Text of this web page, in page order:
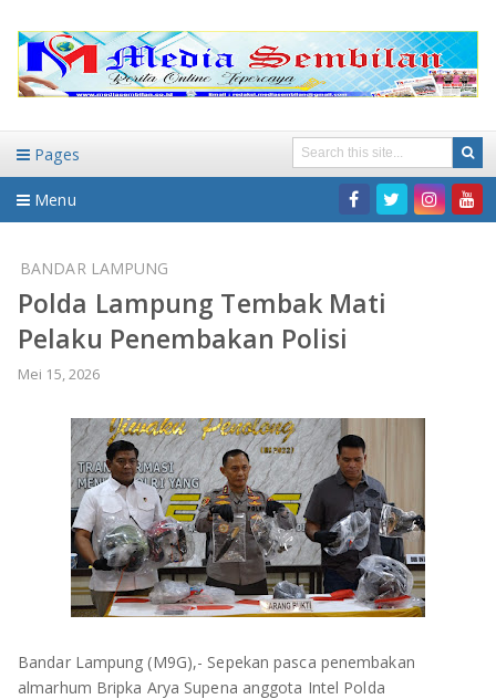
Pages
Menu
DAERAH
NASIONAL
BANDAR LAMPUNG
METRO
LAMPUNG TENGAH
LAMPUNG UTARA
LAMPUNG TIMUR
HUKUM-KRIMINAL
WISATA
OLAHRAGA
ADVETORIAL
BANDAR LAMPUNG
Polda Lampung Tembak Mati
Pelaku Penembakan Polisi
Mei 15, 2026
Bandar Lampung (M9G),- Sepekan pasca penembakan
almarhum Bripka Arya Supena anggota Intel Polda